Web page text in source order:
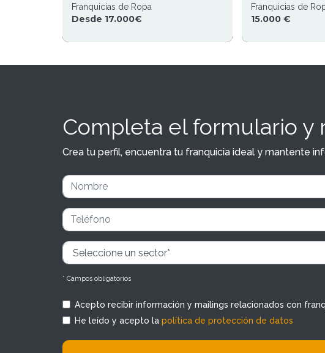
Franquicias de Ropa
Desde 17.000€
Franquicias de
15.000 €
Completa el formulario
Crea tu perfil, encuentra tu franquicia ideal y mantente
* Campos obligatorios
Acepto recibir información y mailings relacionados con
He leído y acepto la política de protección de datos